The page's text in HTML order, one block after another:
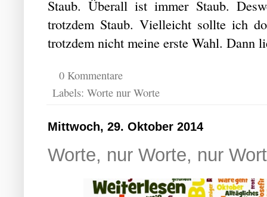
Staub. Überall ist immer Staub.
trotzdem Staub. Vielleicht sollte ich
trotzdem nicht meine erste Wahl. Dann
0 Kommentare
Labels: Worte nur Worte
Mittwoch, 29. Oktober 2014
Worte, nur Worte, nur